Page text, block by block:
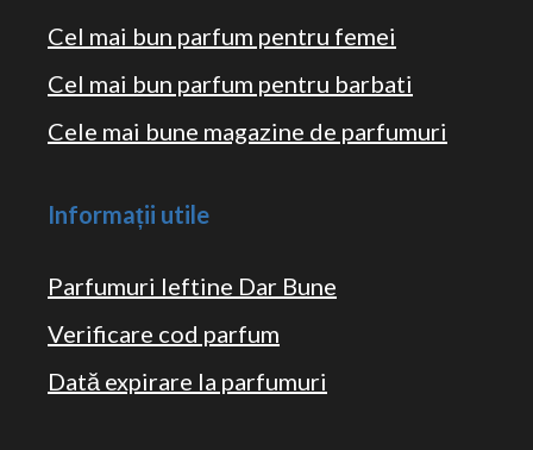
Cel mai bun parfum pentru femei
Cel mai bun parfum pentru barbati
Cele mai bune magazine de parfumuri
Informații utile
Parfumuri Ieftine Dar Bune
Verificare cod parfum
Dată expirare la parfumuri